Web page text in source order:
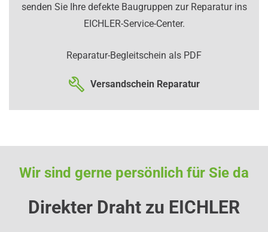
senden Sie Ihre defekte Baugruppen zur Reparatur ins
EICHLER-Service-Center.
Reparatur-Begleitschein als PDF
Versandschein Reparatur
Wir sind gerne persönlich für Sie da
Direkter Draht zu EICHLER